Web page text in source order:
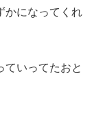
かになってくれ
ていってたおと